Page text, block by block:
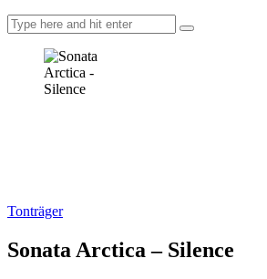
Tonträger
Sonata Arctica – Silence